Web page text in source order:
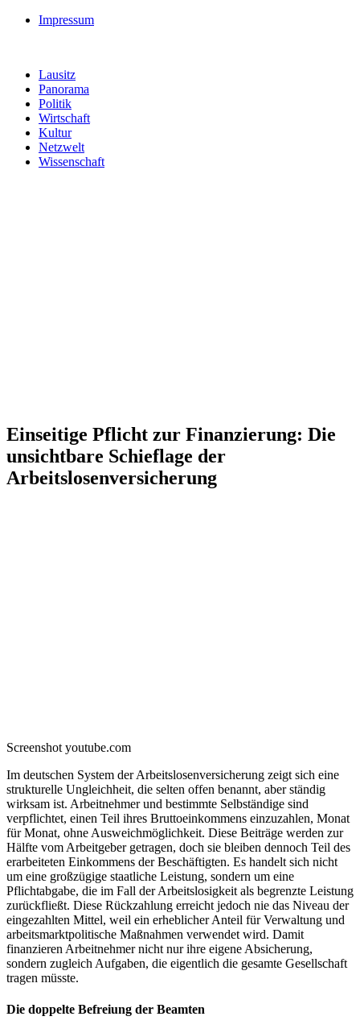
Impressum
Lausitz
Panorama
Politik
Wirtschaft
Kultur
Netzwelt
Wissenschaft
Einseitige Pflicht zur Finanzierung: Die
unsichtbare Schieflage der
Arbeitslosenversicherung
Screenshot youtube.com
Im deutschen System der Arbeitslosenversicherung zeigt sich eine
strukturelle Ungleichheit, die selten offen benannt, aber ständig
wirksam ist. Arbeitnehmer und bestimmte Selbständige sind
verpflichtet, einen Teil ihres Bruttoeinkommens einzuzahlen, Monat
für Monat, ohne Ausweichmöglichkeit. Diese Beiträge werden zur
Hälfte vom Arbeitgeber getragen, doch sie bleiben dennoch Teil des
erarbeiteten Einkommens der Beschäftigten. Es handelt sich nicht
um eine großzügige staatliche Leistung, sondern um eine
Pflichtabgabe, die im Fall der Arbeitslosigkeit als begrenzte Leistung
zurückfließt. Diese Rückzahlung erreicht jedoch nie das Niveau der
eingezahlten Mittel, weil ein erheblicher Anteil für Verwaltung und
arbeitsmarktpolitische Maßnahmen verwendet wird. Damit
finanzieren Arbeitnehmer nicht nur ihre eigene Absicherung,
sondern zugleich Aufgaben, die eigentlich die gesamte Gesellschaft
tragen müsste.
Die doppelte Befreiung der Beamten